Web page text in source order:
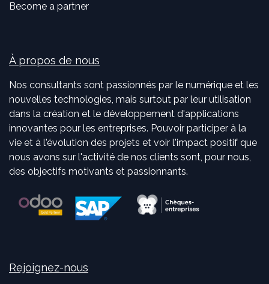
Become a partner
À propos de nous
Nos consultants sont passionnés par le numérique et les
nouvelles technologies, mais surtout par leur utilisation
dans la création et le développement d'applications
innovantes pour les entreprises. Pouvoir participer à la
vie et à l'évolution des projets et voir l'impact positif que
nous avons sur l'activité de nos clients sont, pour nous,
des objectifs motivants et passionnants.
Rejoignez-nous